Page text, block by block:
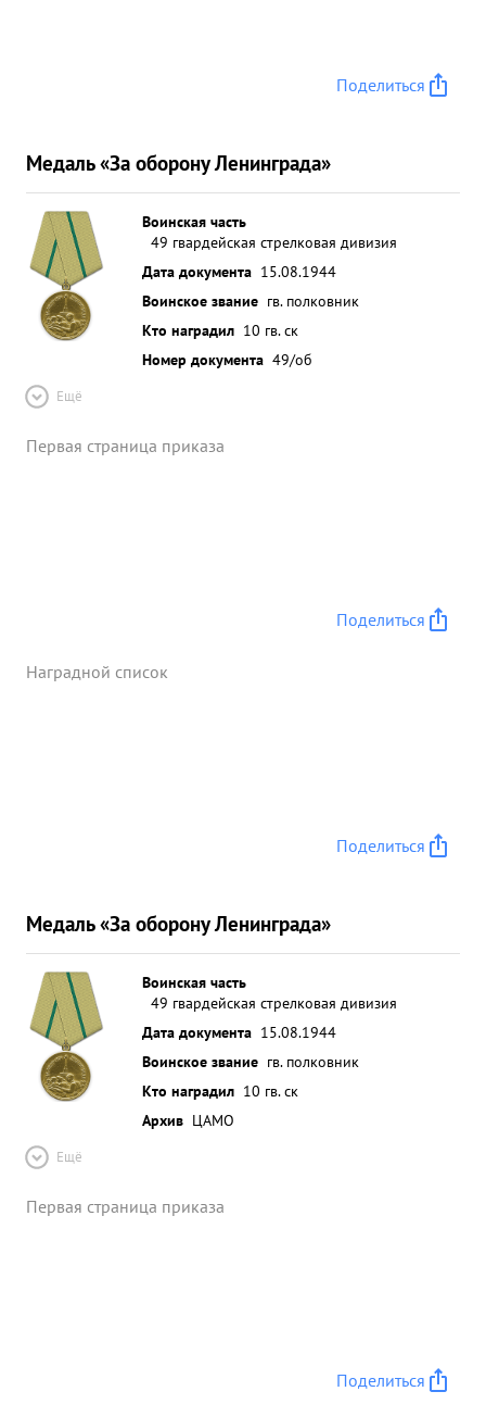
Поделиться
Медаль «За оборону Ленинграда»
Воинская часть
49 гвардейская стрелковая дивизия
Дата документа 15.08.1944
Воинское звание гв. полковник
Кто наградил 10 гв. ск
Номер документа 49/об
Ещё
Первая страница приказа
Поделиться
Наградной список
Поделиться
Медаль «За оборону Ленинграда»
Воинская часть
49 гвардейская стрелковая дивизия
Дата документа 15.08.1944
Воинское звание гв. полковник
Кто наградил 10 гв. ск
Архив ЦАМО
Ещё
Первая страница приказа
Поделиться